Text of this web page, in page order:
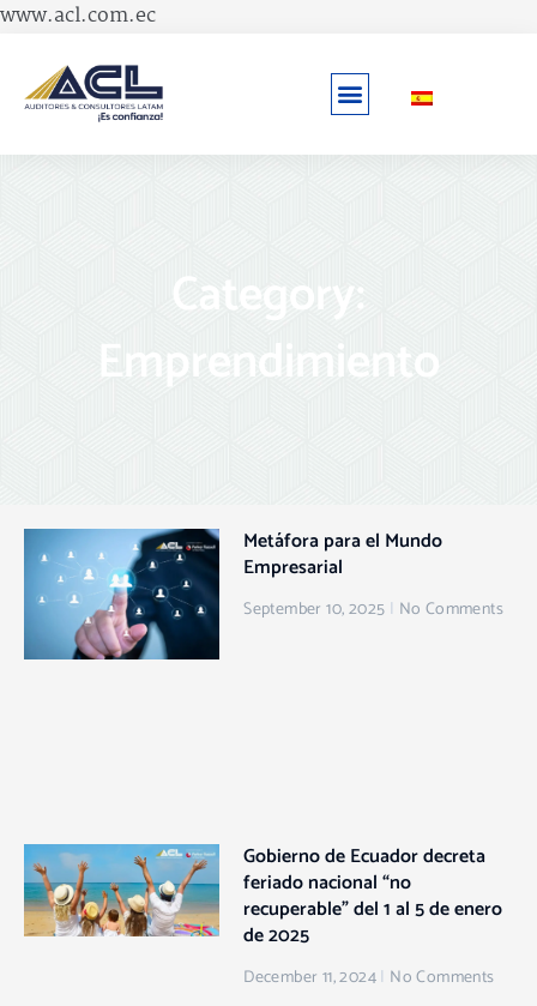
www.acl.com.ecSkip
content
Emprendimiento
Metáfora para el Mundo
Empresarial
September 10, 2025 No Comments
Gobierno de Ecuador decreta
feriado nacional “no
recuperable” del 1 al 5 de enero
de 2025
December 11, 2024 No Comments